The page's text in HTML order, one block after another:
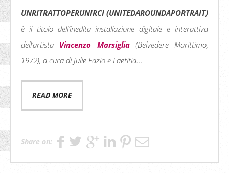
UNRITRATTOPERUNIRCI (UNITEDAROUNDAPORTRAIT)
è il titolo dell’inedita installazione digitale e interattiva
dell’artista Vincenzo Marsiglia(Belvedere Marittimo,
1972), a cura di Julie Fazio e Laetitia...
READ MORE
Share on: